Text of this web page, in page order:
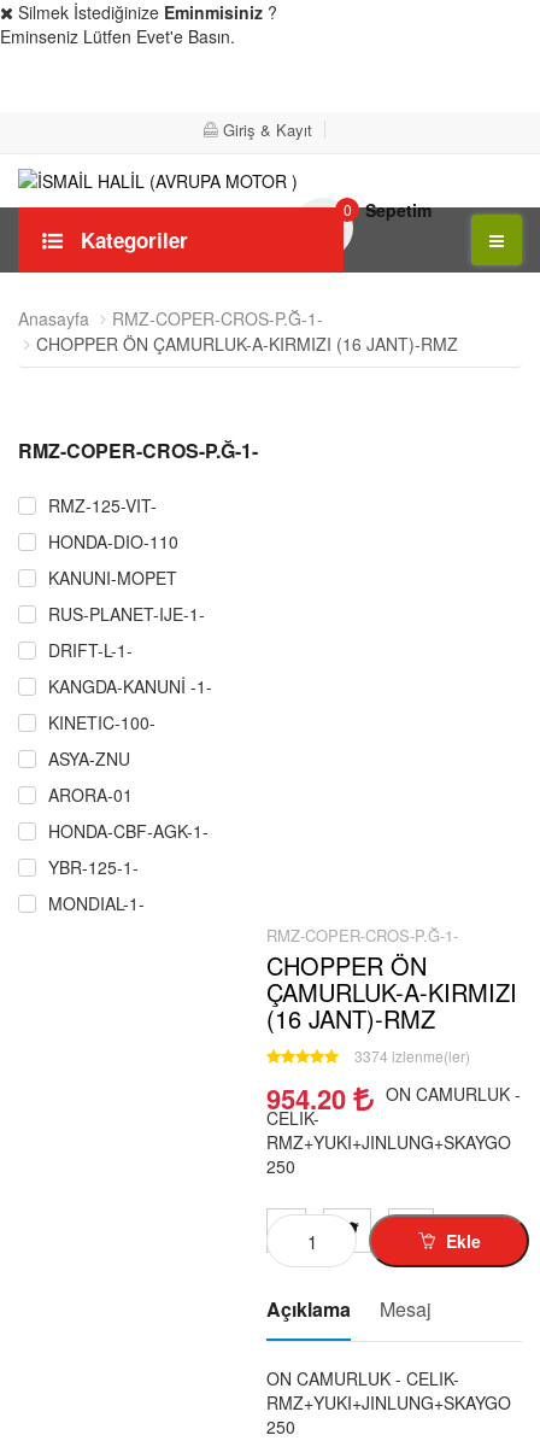
Silmek İstediğinize Eminmisiniz ?
Eminseniz Lütfen Evet'e Basın.
Giriş & Kayıt
0 Sepetim
Kategoriler
Anasayfa
RMZ-COPER-CROS-P.Ğ-1-
CHOPPER ÖN ÇAMURLUK-A-KIRMIZI (16 JANT)-RMZ
RMZ-COPER-CROS-P.Ğ-1-
RMZ-125-VIT-
HONDA-DIO-110
KANUNI-MOPET
RUS-PLANET-IJE-1-
DRIFT-L-1-
KANGDA-KANUNİ -1-
KINETIC-100-
ASYA-ZNU
ARORA-01
HONDA-CBF-AGK-1-
YBR-125-1-
MONDIAL-1-
ÇELIK-CRW-MARTIAN-MAXI-1-
RMZ-COPER-CROS-P.Ğ-1-
CHOPPER ÖN
ÇAMURLUK-A-KIRMIZI
(16 JANT)-RMZ
3374 izlenme(ler)
954.20
ON CAMURLUK -
CELIK-
RMZ+YUKI+JINLUNG+SKAYGO
250
Ekle
Açıklama Mesaj
ON CAMURLUK - CELIK-
RMZ+YUKI+JINLUNG+SKAYGO
250